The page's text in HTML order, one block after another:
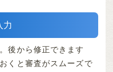
力
後から修正できます
くと審査がスムーズで